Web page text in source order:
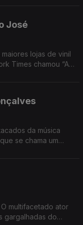
José
lojas de vinil
Times chamou “A
da música
se chama um
multifacetado ator
gargalhadas do